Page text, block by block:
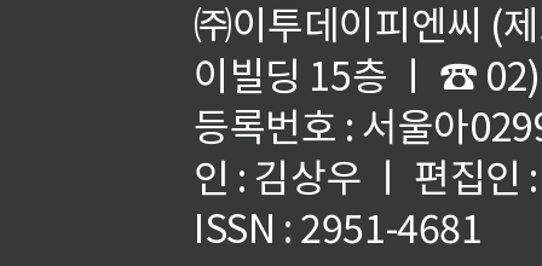
㈜이투데이피엔씨 (
이빌딩 15층 ㅣ ☎
등록번호 : 서울아
인 : 김상우 ㅣ 편집인
ISSN : 2951-4681